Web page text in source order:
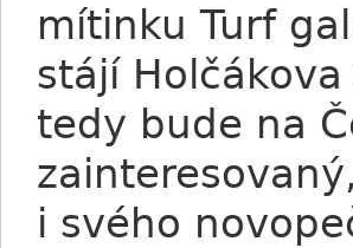
mítinku Turf
stájí
tedy bude na
i svého